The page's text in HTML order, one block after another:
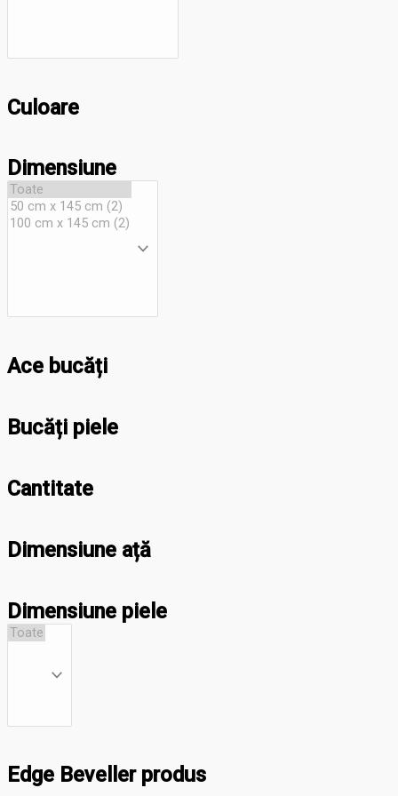
Culoare
Dimensiune
Ace bucăți
Bucăți piele
Cantitate
Dimensiune ață
Dimensiune piele
Edge Beveller produs